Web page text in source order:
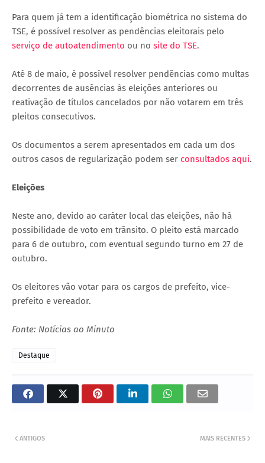
Para quem já tem a identificação biométrica no sistema do
TSE, é possível resolver as pendências eleitorais pelo
serviço de autoatendimento ou no site do TSE.
Até 8 de maio, é possível resolver pendências como multas
decorrentes de ausências às eleições anteriores ou
reativação de títulos cancelados por não votarem em três
pleitos consecutivos.
Os documentos a serem apresentados em cada um dos
outros casos de regularização podem ser consultados aqui.
Eleições
Neste ano, devido ao caráter local das eleições, não há
possibilidade de voto em trânsito. O pleito está marcado
para 6 de outubro, com eventual segundo turno em 27 de
outubro.
Os eleitores vão votar para os cargos de prefeito, vice-
prefeito e vereador.
Fonte: Notícias ao Minuto
Destaque
MAIS RECENTES
ANTIGOS